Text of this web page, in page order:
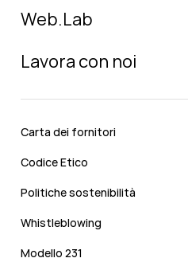
Web.Lab
Lavora con noi
Carta dei fornitori
Codice Etico
Politiche sostenibilità
Whistleblowing
Modello 231